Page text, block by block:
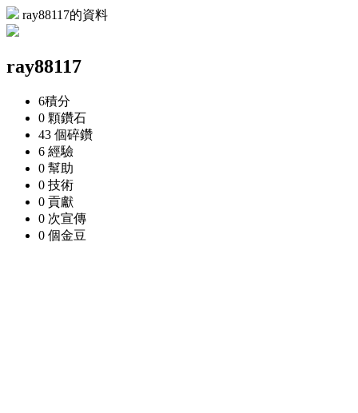
ray88117的資料
ray88117
6積分
0 顆鑽石
43 個碎鑽
6 經驗
0 幫助
0 技術
0 貢獻
0 次宣傳
0 個金豆